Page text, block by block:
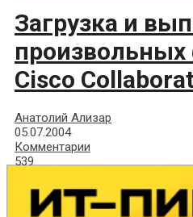
Загрузка и
произвольных
Cisco
Анатолий Ализар
05.07.2004
Комментарии
539